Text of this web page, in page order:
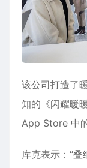
该公司打造了
知的《闪耀暖
App Store 中
库克表示：“